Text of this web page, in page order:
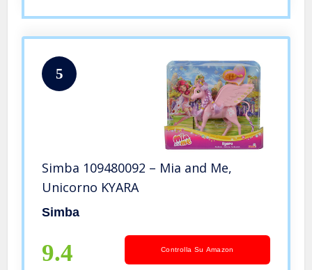
5
Simba 109480092 – Mia and Me,
Unicorno KYARA
Simba
9.4 Controlla Su Amazon